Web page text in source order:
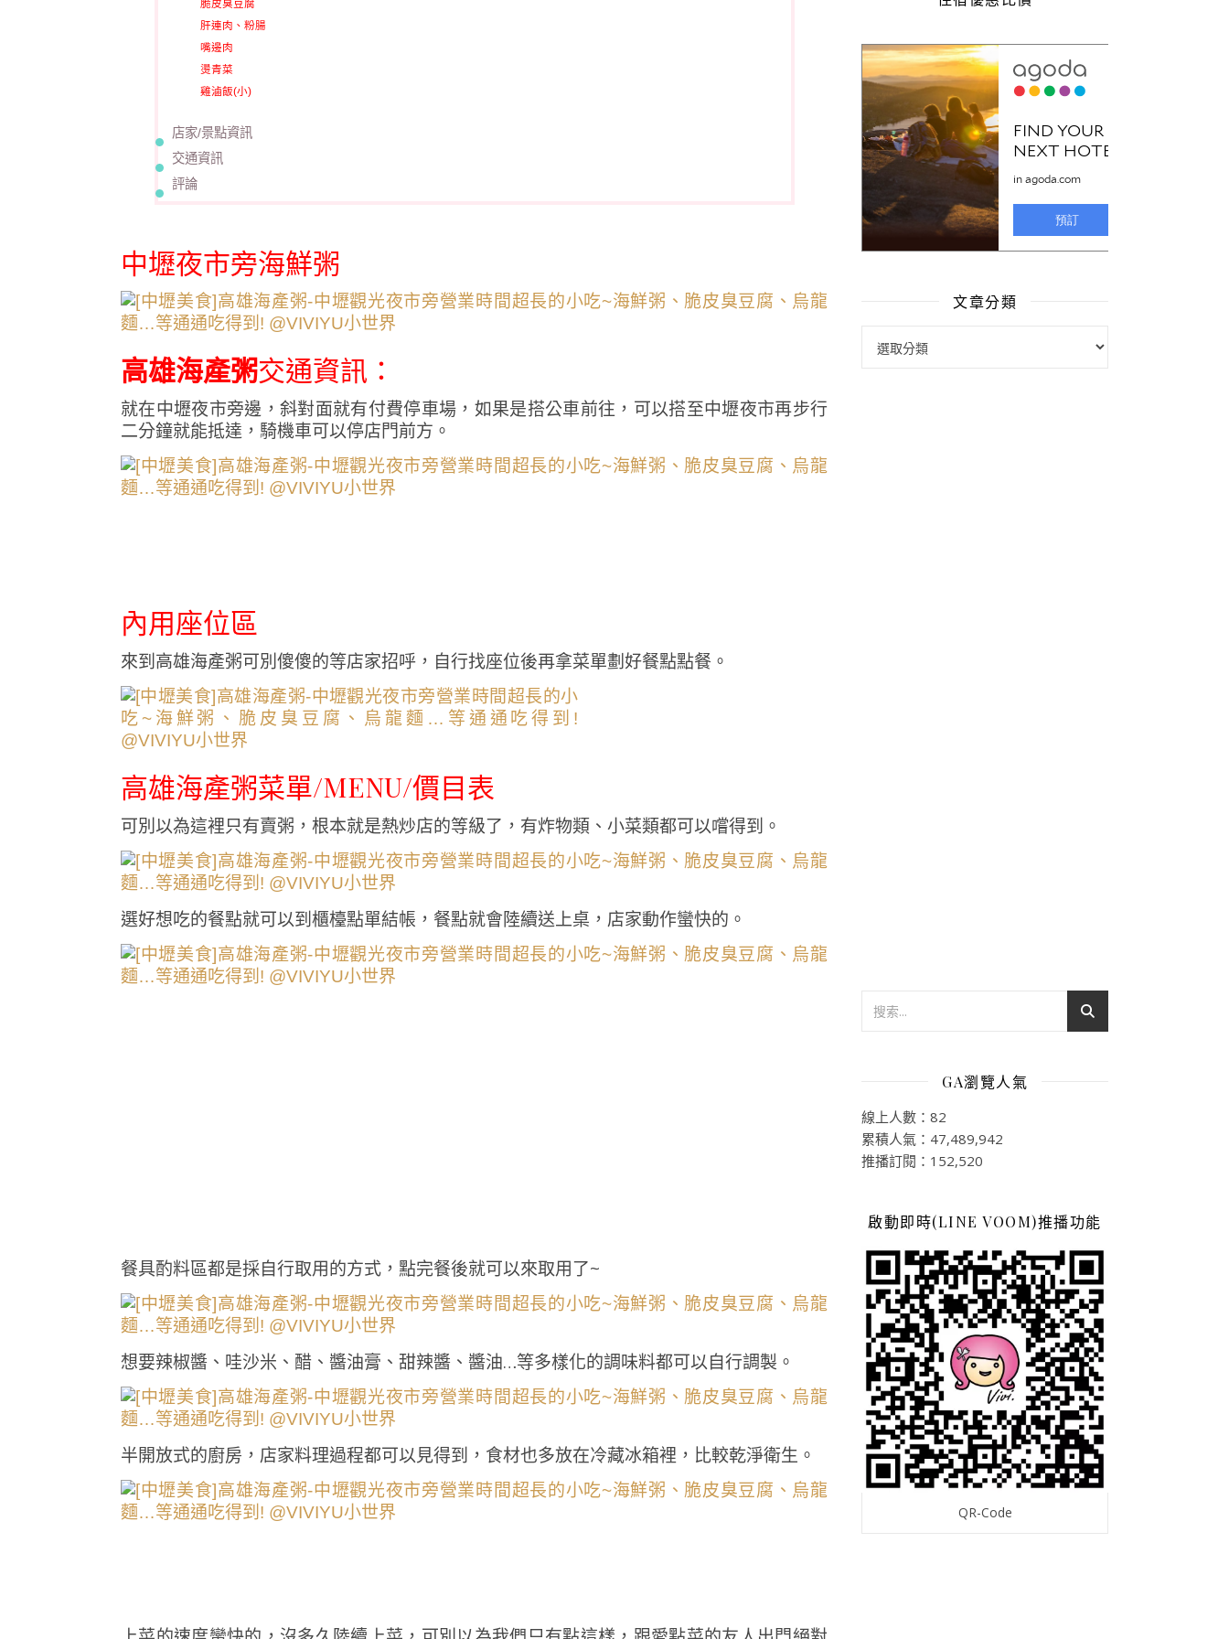
脆皮臭豆腐
肝連肉、粉腸
嘴邊肉
燙青菜
雞滷飯(小)
店家/景點資訊
交通資訊
評論
中壢夜市旁海鮮粥
高雄海產粥交通資訊：
就在中壢夜市旁邊，斜對面就有付費停車場，如果是搭公車前往，可以搭至中壢夜市再步行
二分鐘就能抵達，騎機車可以停店門前方。
內用座位區
來到高雄海產粥可別傻傻的等店家招呼，自行找座位後再拿菜單劃好餐點點餐。
高雄海產粥菜單/MENU/價目表
可別以為這裡只有賣粥，根本就是熱炒店的等級了，有炸物類、小菜類都可以嚐得到。
選好想吃的餐點就可以到櫃檯點單結帳，餐點就會陸續送上桌，店家動作蠻快的。
餐具酌料區都是採自行取用的方式，點完餐後就可以來取用了~
想要辣椒醬、哇沙米、醋、醬油膏、甜辣醬、醬油…等多樣化的調味料都可以自行調製。
半開放式的廚房，店家料理過程都可以見得到，食材也多放在冷藏冰箱裡，比較乾淨衛生。
文章分類
GA瀏覽人氣
線上人數：82
累積人氣：47,489,942
推播訂閱：152,520
啟動即時(LINE VOOM)推播功能
QR-Code